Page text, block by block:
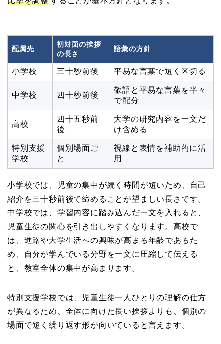
配属先
初対面の挨拶
の長さ
語彙の方針
小学校 三十秒前後 平易な言葉で短く区切る
中学校 四十秒前後
敬語と平易な言葉を半々
で配分
高校
四十五秒前
後
大学の研究内容を一文だ
け含める
特別支援
学校
個別場面ご
と
視線と表情を補助的に活
用
小学校では、児童の集中が続く時間が短いため、自己
紹介を三十秒前後で締めることが望ましい長さです。
中学校では、学習内容に踏み込んだ一文を入れると、
児童生徒の関心を引き出しやすくなります。高校で
は、進路や大学生活への興味が高まる年齢であるた
め、自分が学んでいる分野を一文に圧縮して伝える
と、教室全体の集中が高まります。
特別支援学校では、児童生徒一人ひとりの理解の仕方
が異なるため、全体に向けた長い挨拶よりも、個別の
場面で短く繰り返す形が向いていると言えます。